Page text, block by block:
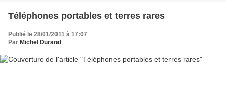
Téléphones portables et terres rares
Publié le 28/01/2011 à 17:07
Par Michel Durand